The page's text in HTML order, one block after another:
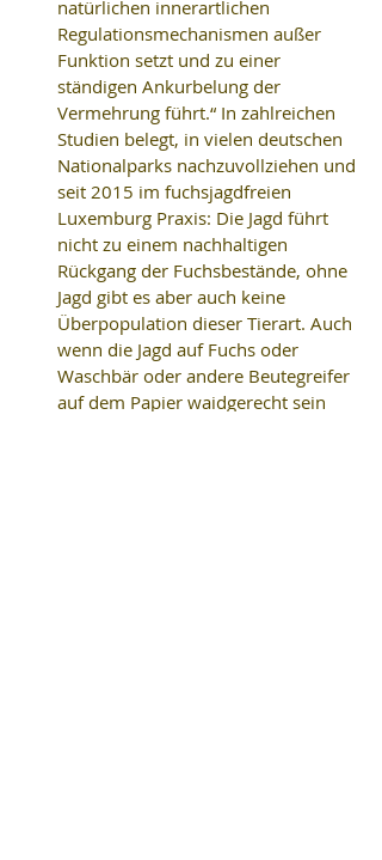
natürlichen innerartlichen
Regulationsmechanismen außer
Funktion setzt und zu einer
ständigen Ankurbelung der
Vermehrung führt.“ In zahlreichen
Studien belegt, in vielen deutschen
Nationalparks nachzuvollziehen und
seit 2015 im fuchsjagdfreien
Luxemburg Praxis: Die Jagd führt
nicht zu einem nachhaltigen
Rückgang der Fuchsbestände, ohne
Jagd gibt es aber auch keine
Überpopulation dieser Tierart. Auch
wenn die Jagd auf Fuchs oder
Waschbär oder andere Beutegreifer
auf dem Papier waidgerecht sein